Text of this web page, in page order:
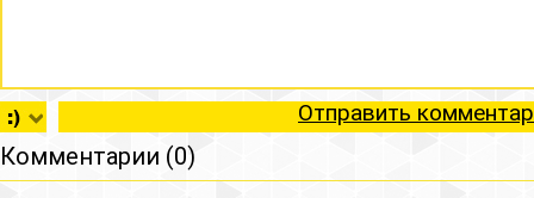
Отправить
Комментарии (0)